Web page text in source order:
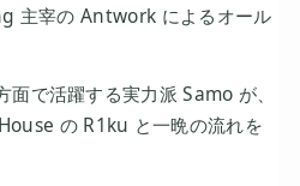
主宰の Antwork によるオール
で活躍する実力派 Samo が、
の R1ku と一晩の流れを